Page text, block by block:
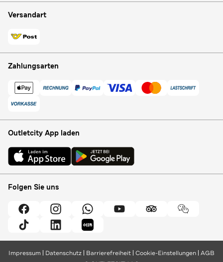
Versandart
Zahlungsarten
Outletcity App laden
Folgen Sie uns
Impressum Datenschutz Barrierefreiheit Cookie-Einstellungen AGB